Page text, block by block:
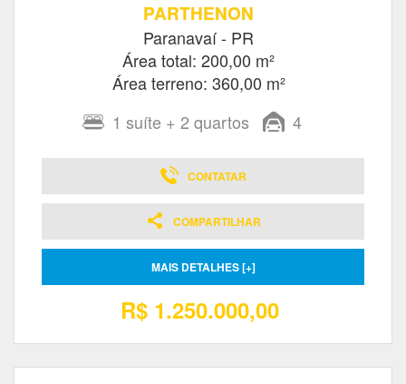
PARTHENON
Paranavaí - PR
Área total: 200,00 m²
Área terreno: 360,00 m²
1 suíte + 2 quartos 4
CONTATAR
COMPARTILHAR
MAIS DETALHES [+]
R$ 1.250.000,00